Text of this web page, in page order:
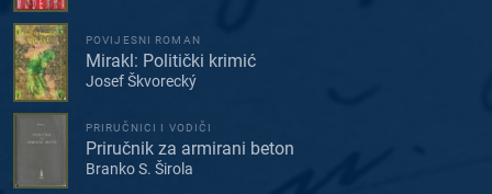
POVIJESNI ROMAN
Mirakl: Politički krimić
Josef Škvorecký
PRIRUČNICI I VODIČI
Priručnik za armirani beton
Branko S. Širola